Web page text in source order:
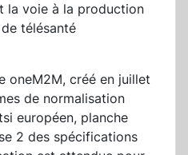
la voie à la production
télésanté
oneM2M, créé en juillet
de normalisation
européen, planche
2 des spécifications